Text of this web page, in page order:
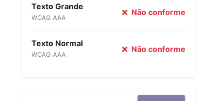
Texto Grande
WCAG AAA
Não conforme
Texto Normal
WCAG AAA
Não conforme